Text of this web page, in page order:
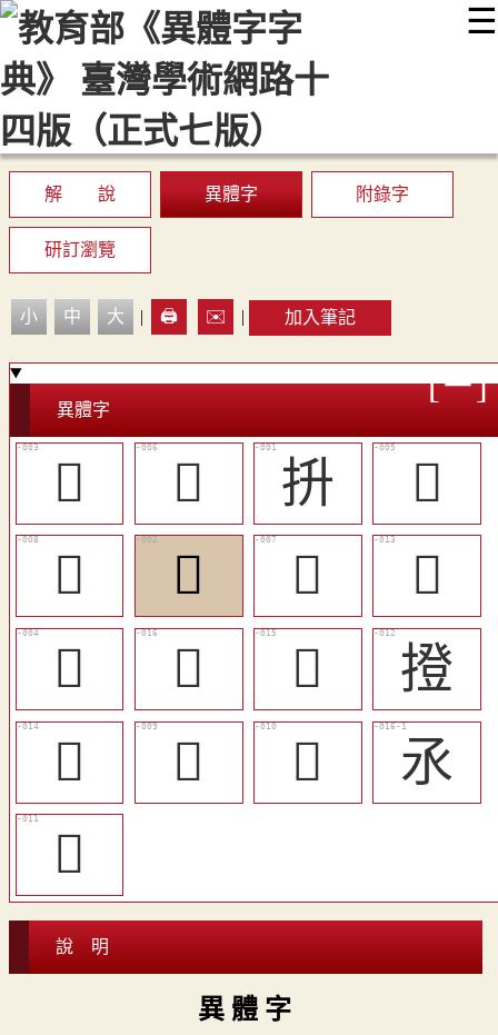
☰
::: 最新消息 常見問題 編輯說明
顯示模式
網站導覽
解 說 異體字 附錄字
研訂瀏覽
小 中 大 | 🖨️ ✉️ | 加入筆記
異體字
𡏈 󲏦 抍
󲏥
󲏨
𢮋 󲏧
󲏬
󲏤
󲏯 󲏮
撜
󲏭
󲏩 󲏪
氶
󲏫
說 明
異 體 字